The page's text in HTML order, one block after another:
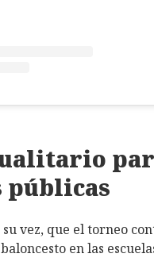
públicas
vez, que el torneo
en las